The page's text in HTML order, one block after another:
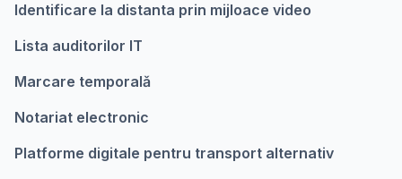
Identificare la distanta prin mijloace video
Lista auditorilor IT
Marcare temporalǎ
Notariat electronic
Platforme digitale pentru transport alternativ